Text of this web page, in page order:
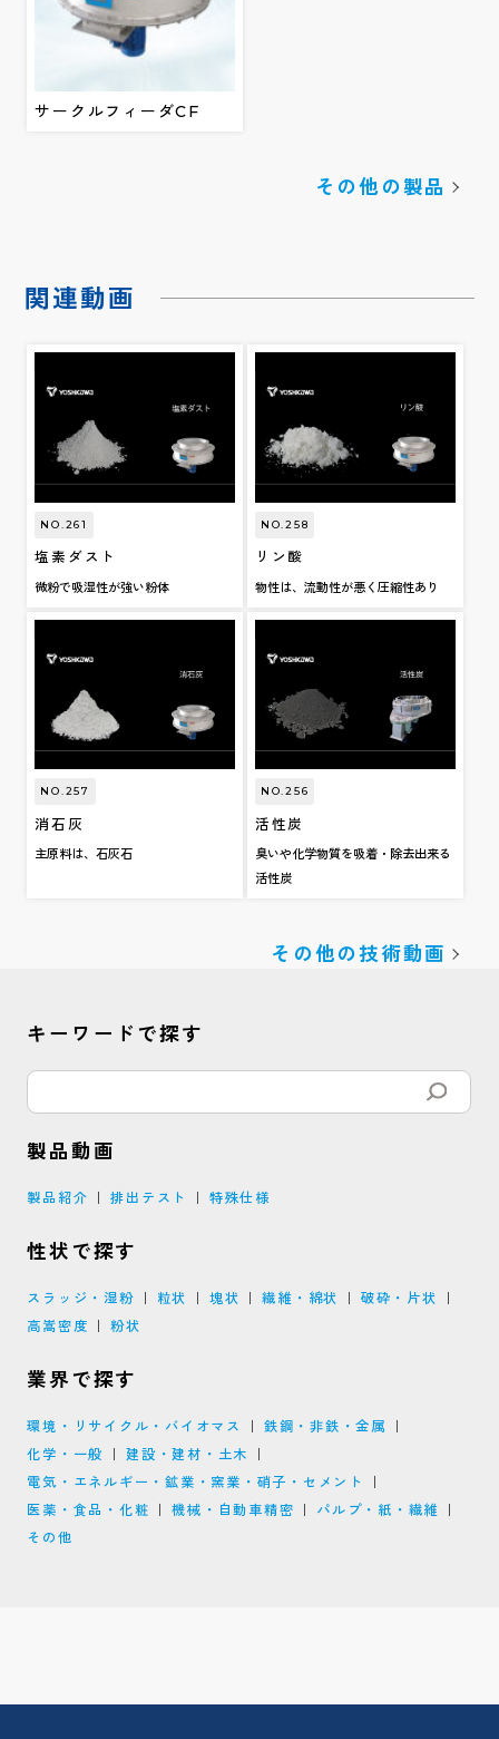
サークルフィーダCF
その他の製品
関連動画
NO.261
塩素ダスト
微粉で吸湿性が強い粉体
NO.258
リン酸
物性は、流動性が悪く圧縮性あり
NO.257
消石灰
主原料は、石灰石
NO.256
活性炭
臭いや化学物質を吸着・除去出来る
活性炭
その他の技術動画
キーワードで探す
製品動画
製品紹介 排出テスト 特殊仕様
性状で探す
スラッジ・湿粉 粒状 塊状 繊維・綿状
破砕・片状
高嵩密度
粉状
業界で探す
環境・リサイクル・バイオマス
鉄鋼・非鉄・金属
化学・一般
建設・建材・土木
電気・エネルギー・鉱業・窯業・硝子・セメント
医薬・食品・化粧
機械・自動車精密
パルプ・紙・繊維
その他